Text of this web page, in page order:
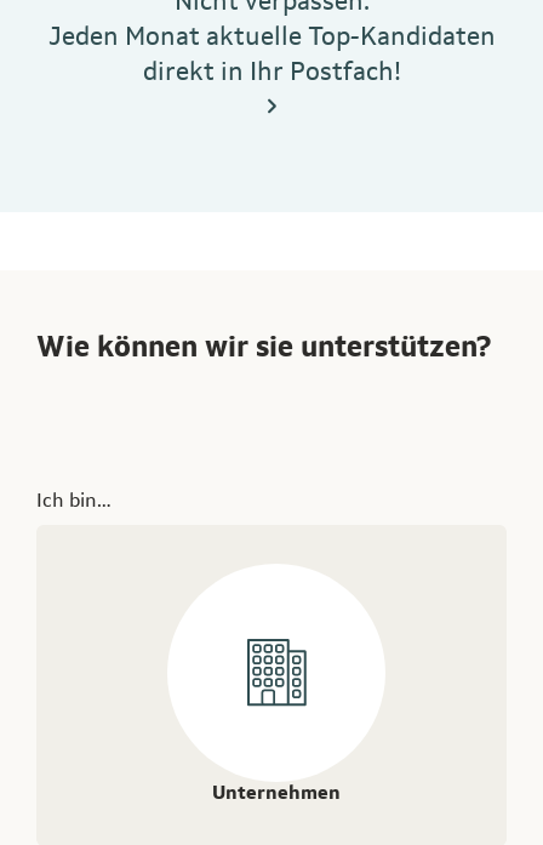
Jeden Monat aktuelle Top-Kandidaten
direkt in Ihr Postfach!
Wie können wir sie unterstützen?
Ich bin…
Unternehmen